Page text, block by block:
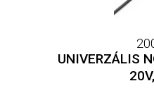
UNIVERZÁLIS